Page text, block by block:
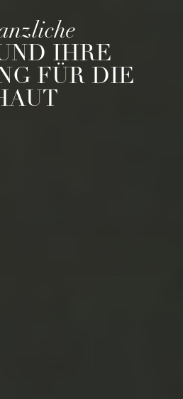
IHRE
FÜR DIE